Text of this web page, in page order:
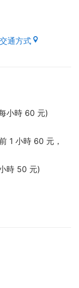
通方式
小時 60 元)
1 小時 60 元，
時 50 元)